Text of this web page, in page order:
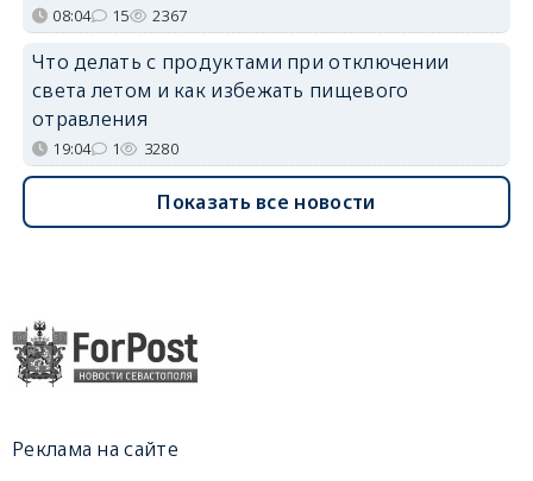
08:04 15 2367
Что делать с продуктами при отключении
света летом и как избежать пищевого
отравления
19:04 1 3280
Показать все новости
Реклама на сайте